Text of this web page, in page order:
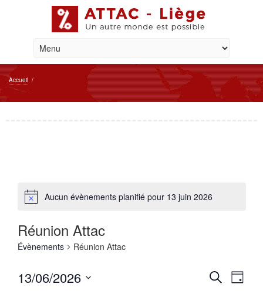
Accueil /
Aucun évènements planifié pour 13 juin 2026
Réunion Attac
Évènements Réunion Attac
Recherche
de
Jour
13/06/2026